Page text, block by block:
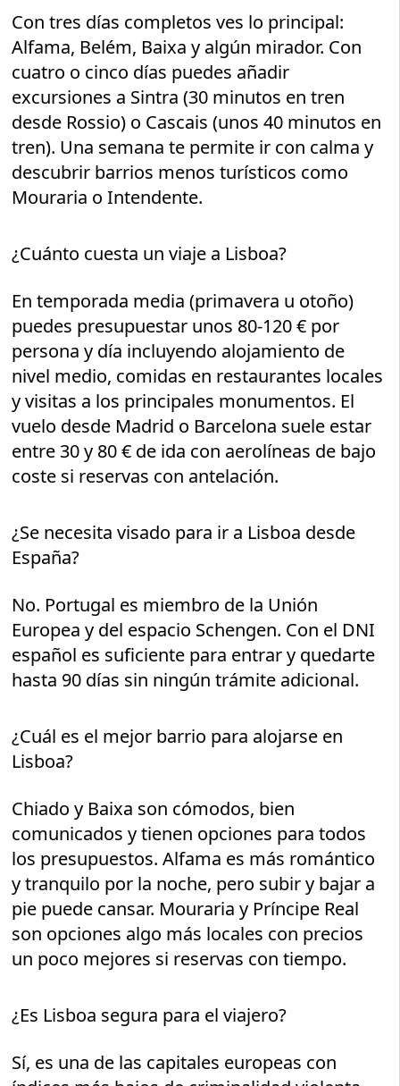
Con tres días completos ves lo principal:
Alfama, Belém, Baixa y algún mirador. Con
cuatro o cinco días puedes añadir
excursiones a Sintra (30 minutos en tren
desde Rossio) o Cascais (unos 40 minutos en
tren). Una semana te permite ir con calma y
descubrir barrios menos turísticos como
Mouraria o Intendente.
¿Cuánto cuesta un viaje a Lisboa?
En temporada media (primavera u otoño)
puedes presupuestar unos 80-120 € por
persona y día incluyendo alojamiento de
nivel medio, comidas en restaurantes locales
y visitas a los principales monumentos. El
vuelo desde Madrid o Barcelona suele estar
entre 30 y 80 € de ida con aerolíneas de bajo
coste si reservas con antelación.
¿Se necesita visado para ir a Lisboa desde
España?
No. Portugal es miembro de la Unión
Europea y del espacio Schengen. Con el DNI
español es suficiente para entrar y quedarte
hasta 90 días sin ningún trámite adicional.
¿Cuál es el mejor barrio para alojarse en
Lisboa?
Chiado y Baixa son cómodos, bien
comunicados y tienen opciones para todos
los presupuestos. Alfama es más romántico
y tranquilo por la noche, pero subir y bajar a
pie puede cansar. Mouraria y Príncipe Real
son opciones algo más locales con precios
un poco mejores si reservas con tiempo.
¿Es Lisboa segura para el viajero?
Sí, es una de las capitales europeas con